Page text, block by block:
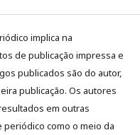
implica na
de publicação impressa e
publicados são do autor,
publicação. Os autores
em outras
como o meio da